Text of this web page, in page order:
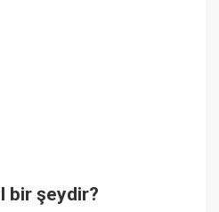
bir şeydir?